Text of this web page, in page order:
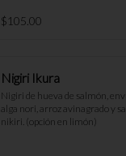
$105.00
Nigiri Ikura
Nigiri de hueva de salmón,
alga nori, arroz avinagrado y
nikiri. (opción en limón)